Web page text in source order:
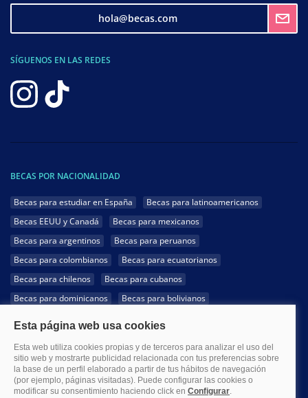
hola@becas.com
SÍGUENOS EN LAS REDES
BECAS POR NACIONALIDAD
Becas para estudiar en España
Becas para latinoamericanos
Becas EEUU y Canadá
Becas para mexicanos
Becas para argentinos
Becas para peruanos
Becas para colombianos
Becas para ecuatorianos
Becas para chilenos
Becas para cubanos
Becas para dominicanos
Becas para bolivianos
Becas para hondureños
Becas para paraguayos
Becas para uruguayos
Becas para salvadoreños